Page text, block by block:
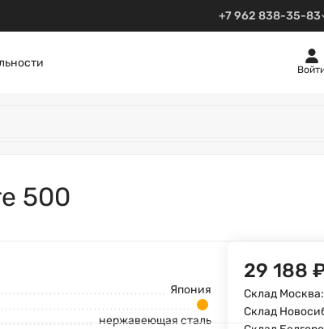
+7 962 838-35-83
500
Япония
нержавеющая сталь
29 188
Склад
Склад